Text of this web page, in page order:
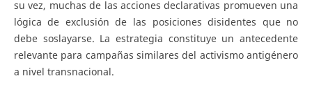
su vez, muchas de las acciones declarativas promueven una
lógica de exclusión de las posiciones disidentes que no
debe soslayarse. La estrategia constituye un antecedente
relevante para campañas similares del activismo antigénero
a nivel transnacional.